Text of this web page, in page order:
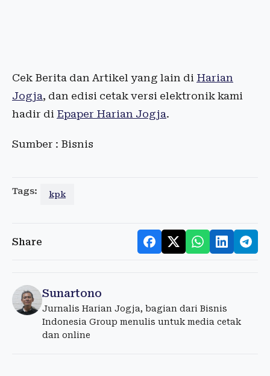
Cek Berita dan Artikel yang lain di Harian
Jogja, dan edisi cetak versi elektronik kami
hadir di Epaper Harian Jogja.
Sumber : Bisnis
Tags: kpk
Share
Sunartono
Jurnalis Harian Jogja, bagian dari Bisnis
Indonesia Group menulis untuk media cetak
dan online